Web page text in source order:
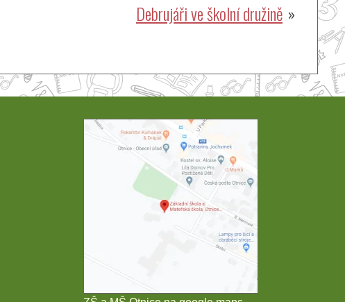
Debrujáři ve školní družině